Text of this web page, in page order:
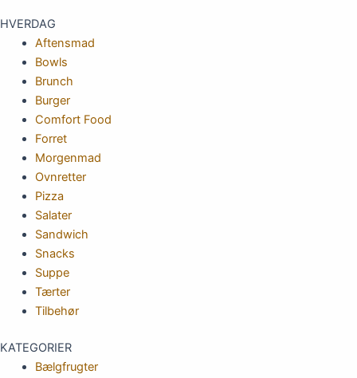
HVERDAG
Aftensmad
Bowls
Brunch
Burger
Comfort Food
Forret
Morgenmad
Ovnretter
Pizza
Salater
Sandwich
Snacks
Suppe
Tærter
Tilbehør
KATEGORIER
Bælgfrugter